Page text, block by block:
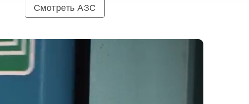
Смотреть АЗС